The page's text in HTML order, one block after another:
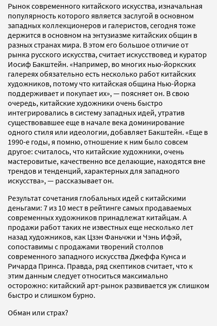
Рынок современного китайского искусства, изначальная
популярность которого является заслугой в основном
западных коллекционеров и галеристов, сегодня тоже
держится в основном на энтузиазме китайских общин в
разных странах мира. В этом его большое отличие от
рынка русского искусства, считает искусствовед и куратор
Иосиф Бакштейн. «Например, во многих нью-йоркских
галереях обязательно есть несколько работ китайских
художников, потому что китайская община Нью-Йорка
поддерживает и покупает их», — поясняет он. В свою
очередь, китайские художники очень быстро
интегрировались в систему западных идей, утратив
существовавшее еще в начале века доминирование
одного стиля или идеологии, добавляет Бакштейн. «Еще в
1990-е годы, я помню, отношение к ним было совсем
другое: считалось, что китайские художники, очень
мастеровитые, качественно все делающие, находятся вне
трендов и тенденций, характерных для западного
искусства», — рассказывает он.
Результат сочетания глобальных идей с китайскими
деньгами: 7 из 10 мест в рейтинге самых продаваемых
современных художников принадлежат китайцам. А
продажи работ таких не известных еще несколько лет
назад художников, как Цзэн Фаньчжи и Чэнь Ифэй,
сопоставимы с продажами творений столпов
современного западного искусства Джеффа Кунса и
Ричарда Принса. Правда, ряд скептиков считает, что к
этим данным следует относиться максимально
осторожно: китайский арт-рынок развивается уж слишком
быстро и слишком бурно.
Обман или страх?